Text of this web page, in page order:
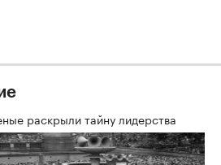
раскрыли тайну лидерства